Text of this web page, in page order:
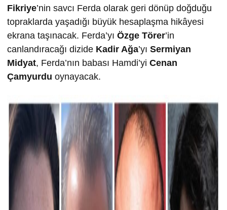
Fikriye’nin savcı Ferda olarak geri dönüp doğduğu
topraklarda yaşadığı büyük hesaplaşma hikâyesi
ekrana taşınacak. Ferda’yı Özge Törer’in
canlandıracağı dizide Kadir Ağa’yı Sermiyan
Midyat, Ferda’nın babası Hamdi’yi Cenan
Çamyurdu oynayacak.